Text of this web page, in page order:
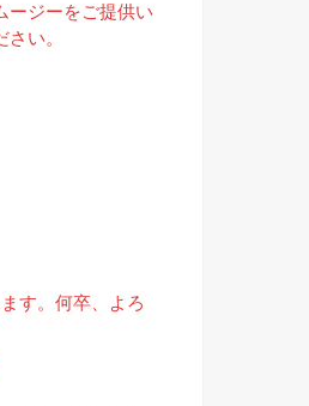
ージーをご提供い
い。
す。何卒、よろ